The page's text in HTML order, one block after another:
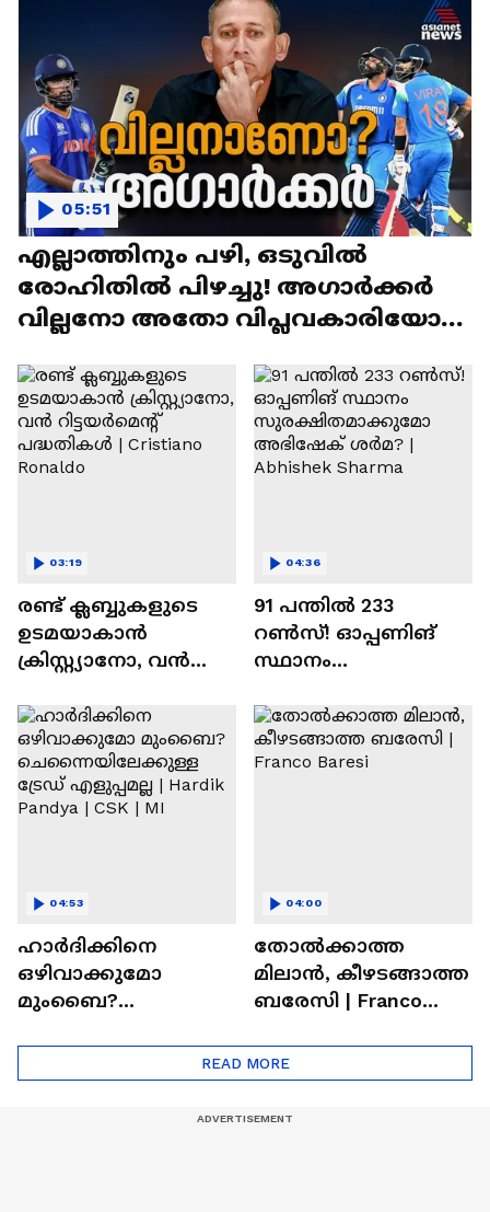
എല്ലാത്തിനും പഴി, ഒടുവില്‍
രോഹിതില്‍ പിഴച്ചു! അഗാര്‍ക്കർ
വില്ലനോ അതോ വിപ്ലവകാരിയോ? |
05:51
രണ്ട്‌ ക്ലബ്ബുകളുടെ
ഉടമയാകാന്‍
ക്രിസ്റ്റ്യാനോ, വന്‍
പദ്ധതികള്‍ | Cristiano
Ronaldo
03:19
91 പന്തില്‍ 233
റണ്‍സ്! ഓപ്പണിങ്
സ്ഥാനം
അഭിഷേക് ശർമ? |
Abhishek Sharma
04:36
ഹാർദിക്കിനെ
ഒഴിവാക്കുമോ
മുംബൈ?
Hardik Pandya | CSK |
04:53
തോല്‍ക്കാത്ത
മിലാന്‍, കീഴടങ്ങാത്ത
ബരേസി | Franco
04:00
READ MORE